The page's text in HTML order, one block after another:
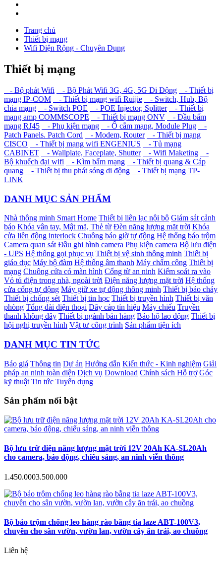
Trang chủ
Thiết bị mạng
Wifi Diện Rộng - Chuyên Dụng
Thiết bị mạng
- Bộ phát Wifi - Bộ Phát Wifi 3G, 4G, 5G Di Động
- Thiết bị
mạng IP-COM
- Thiết bị mạng wifi Ruijie
- Switch, Hub, Bộ
chia mạng
- Switch POE - POE Injector, Splitter
- Thiết bị
mạng amp COMMSCOPE
- Thiết bị mạng ONV
- Đầu bấm
mạng RJ45
- Phụ kiện mạng - Ổ cắm mạng, Module Plug
-
Patch Panels. Patch Cord
- Modem, Router
- Thiết bị mạng
CISCO
- Thiết bị mạng wifi ENGENIUS
- Tủ mạng
CABINET
- Wallplate, Faceplate, Shutter - Wifi Maketing
-
Bộ khuếch đại wifi
- Kìm bấm mạng
- Thiết bị quang & Cáp
quang
- Thiết bị thu phát sóng di động
- Thiết bị mạng TP-
LINK
DANH MỤC SẢN PHẨM
Nhà thông minh Smart Home Thiết bị liên lạc nội bộ Giám sát cảnh
báo Khóa vân tay, Mật mã, Thẻ từ Đèn năng lượng mặt trời Khóa
cửa liên động interlock Chuông báo giờ tự động Hệ thống báo trộm
Camera quan sát Đầu ghi hình camera Phụ kiện camera Bộ lưu điện
- UPS Hệ thống gọi phục vụ Thiết bị vệ sinh thông minh Thiết bị
giáo dục Máy bộ đàm Hệ thống âm thanh Máy chấm công Thiết bị
mạng Chuông cửa có màn hình Cổng từ an ninh Kiểm soát ra vào
Vỏ tủ điện trong nhà, ngoài trời Điện năng lượng mặt trời Hệ thống
cửa cổng tự động Máy giữ xe tự động thông minh Thiết bị báo cháy
Thiết bị chống sét Thiết bị tin học Thiết bị truyền hình Thiết bị văn
phòng Tổng đài điện thoại Dây cáp tín hiệu Máy chiếu Truyền
thanh không dây Thiết bị ngành bán hàng Bảo hộ lao động Thiết bị
hội nghị truyền hình Vật tư công trình Sản phẩm tiện ích
DANH MỤC TIN TỨC
Báo giá Thông tin Dự án Hướng dẫn Kiến thức - Kinh nghiệm Giải
pháp an ninh toàn diện Dịch vụ Download Chính sách Hỗ trợ Góc
kỹ thuật Tin tức Tuyển dụng
Sản phẩm nổi bật
Bộ lưu trữ điện năng lượng mặt trời 12V 20Ah KA-SL20Ah
cho camera, báo động, chiếu sáng, an ninh viễn thông
1.450.0003.500.000
Bộ báo trộm chống leo hàng rào bằng tia laze ABT-100V3,
chuyên cho sân vườn, vườn lan, vườn cây ăn trái, ao chuồng
Liên hệ